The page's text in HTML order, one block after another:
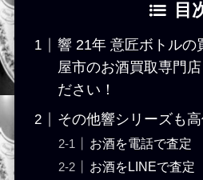
目
響 21年 意匠ボトルの
屋市のお酒買取専門
ださい！
その他響シリーズも高
お酒を電話で査定
お酒をLINEで査定